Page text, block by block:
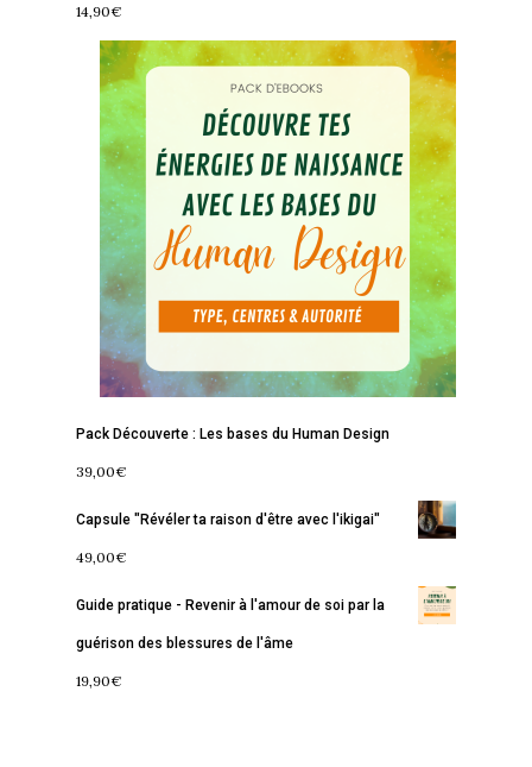
14,90€
Pack Découverte : Les bases du Human Design
39,00€
Capsule "Révéler ta raison d'être avec l'ikigai"
49,00€
Guide pratique - Revenir à l'amour de soi par la
guérison des blessures de l'âme
19,90€